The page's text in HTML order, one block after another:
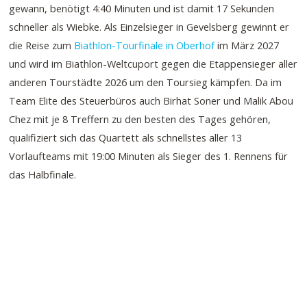
gewann, benötigt 4:40 Minuten und ist damit 17 Sekunden
schneller als Wiebke. Als Einzelsieger in Gevelsberg gewinnt er
die Reise zum Biathlon-Tourfinale in Oberhofim März 2027
und wird im Biathlon-Weltcuport gegen die Etappensieger aller
anderen Tourstädte 2026 um den Toursieg kämpfen. Da im
Team Elite des Steuerbüros auch Birhat Soner und Malik Abou
Chez mit je 8 Treffern zu den besten des Tages gehören,
qualifiziert sich das Quartett als schnellstes aller 13
Vorlaufteams mit 19:00 Minuten als Sieger des 1. Rennens für
das Halbfinale.